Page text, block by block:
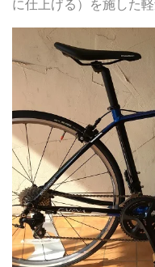
に仕上げる）を施した